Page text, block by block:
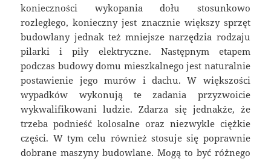
konieczności wykopania dołu stosunkowo
rozległego, konieczny jest znacznie większy sprzęt
budowlany jednak też mniejsze narzędzia rodzaju
pilarki i piły elektryczne. Następnym etapem
podczas budowy domu mieszkalnego jest naturalnie
postawienie jego murów i dachu. W większości
wypadków wykonują te zadania przyzwoicie
wykwalifikowani ludzie. Zdarza się jednakże, że
trzeba podnieść kolosalne oraz niezwykle ciężkie
części. W tym celu również stosuje się poprawnie
dobrane maszyny budowlane. Mogą to być różnego